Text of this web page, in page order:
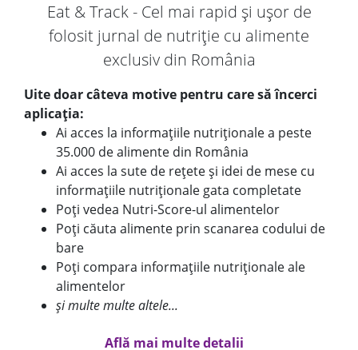
Eat & Track - Cel mai rapid și ușor de
folosit jurnal de nutriție cu alimente
exclusiv din România
Uite doar câteva motive pentru care să încerci
aplicația:
Ai acces la informațiile nutriționale a peste
35.000 de alimente din România
Ai acces la sute de rețete și idei de mese cu
informațiile nutriționale gata completate
Poți vedea Nutri-Score-ul alimentelor
Poți căuta alimente prin scanarea codului de
bare
Poți compara informațiile nutriționale ale
alimentelor
și multe multe altele...
Află mai multe detalii